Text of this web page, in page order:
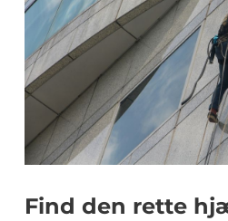
Find den rette